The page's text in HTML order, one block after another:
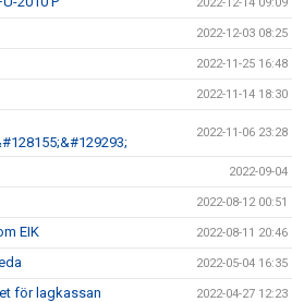
2022-12-03 08:25
2022-11-25 16:48
2022-11-14 18:30
2022-11-06 23:28
2022-09-04
2022-08-12 00:51
EIK 2022-08-11 20:46
2022-05-04 16:35
för lagkassan 2022-04-27 12:23